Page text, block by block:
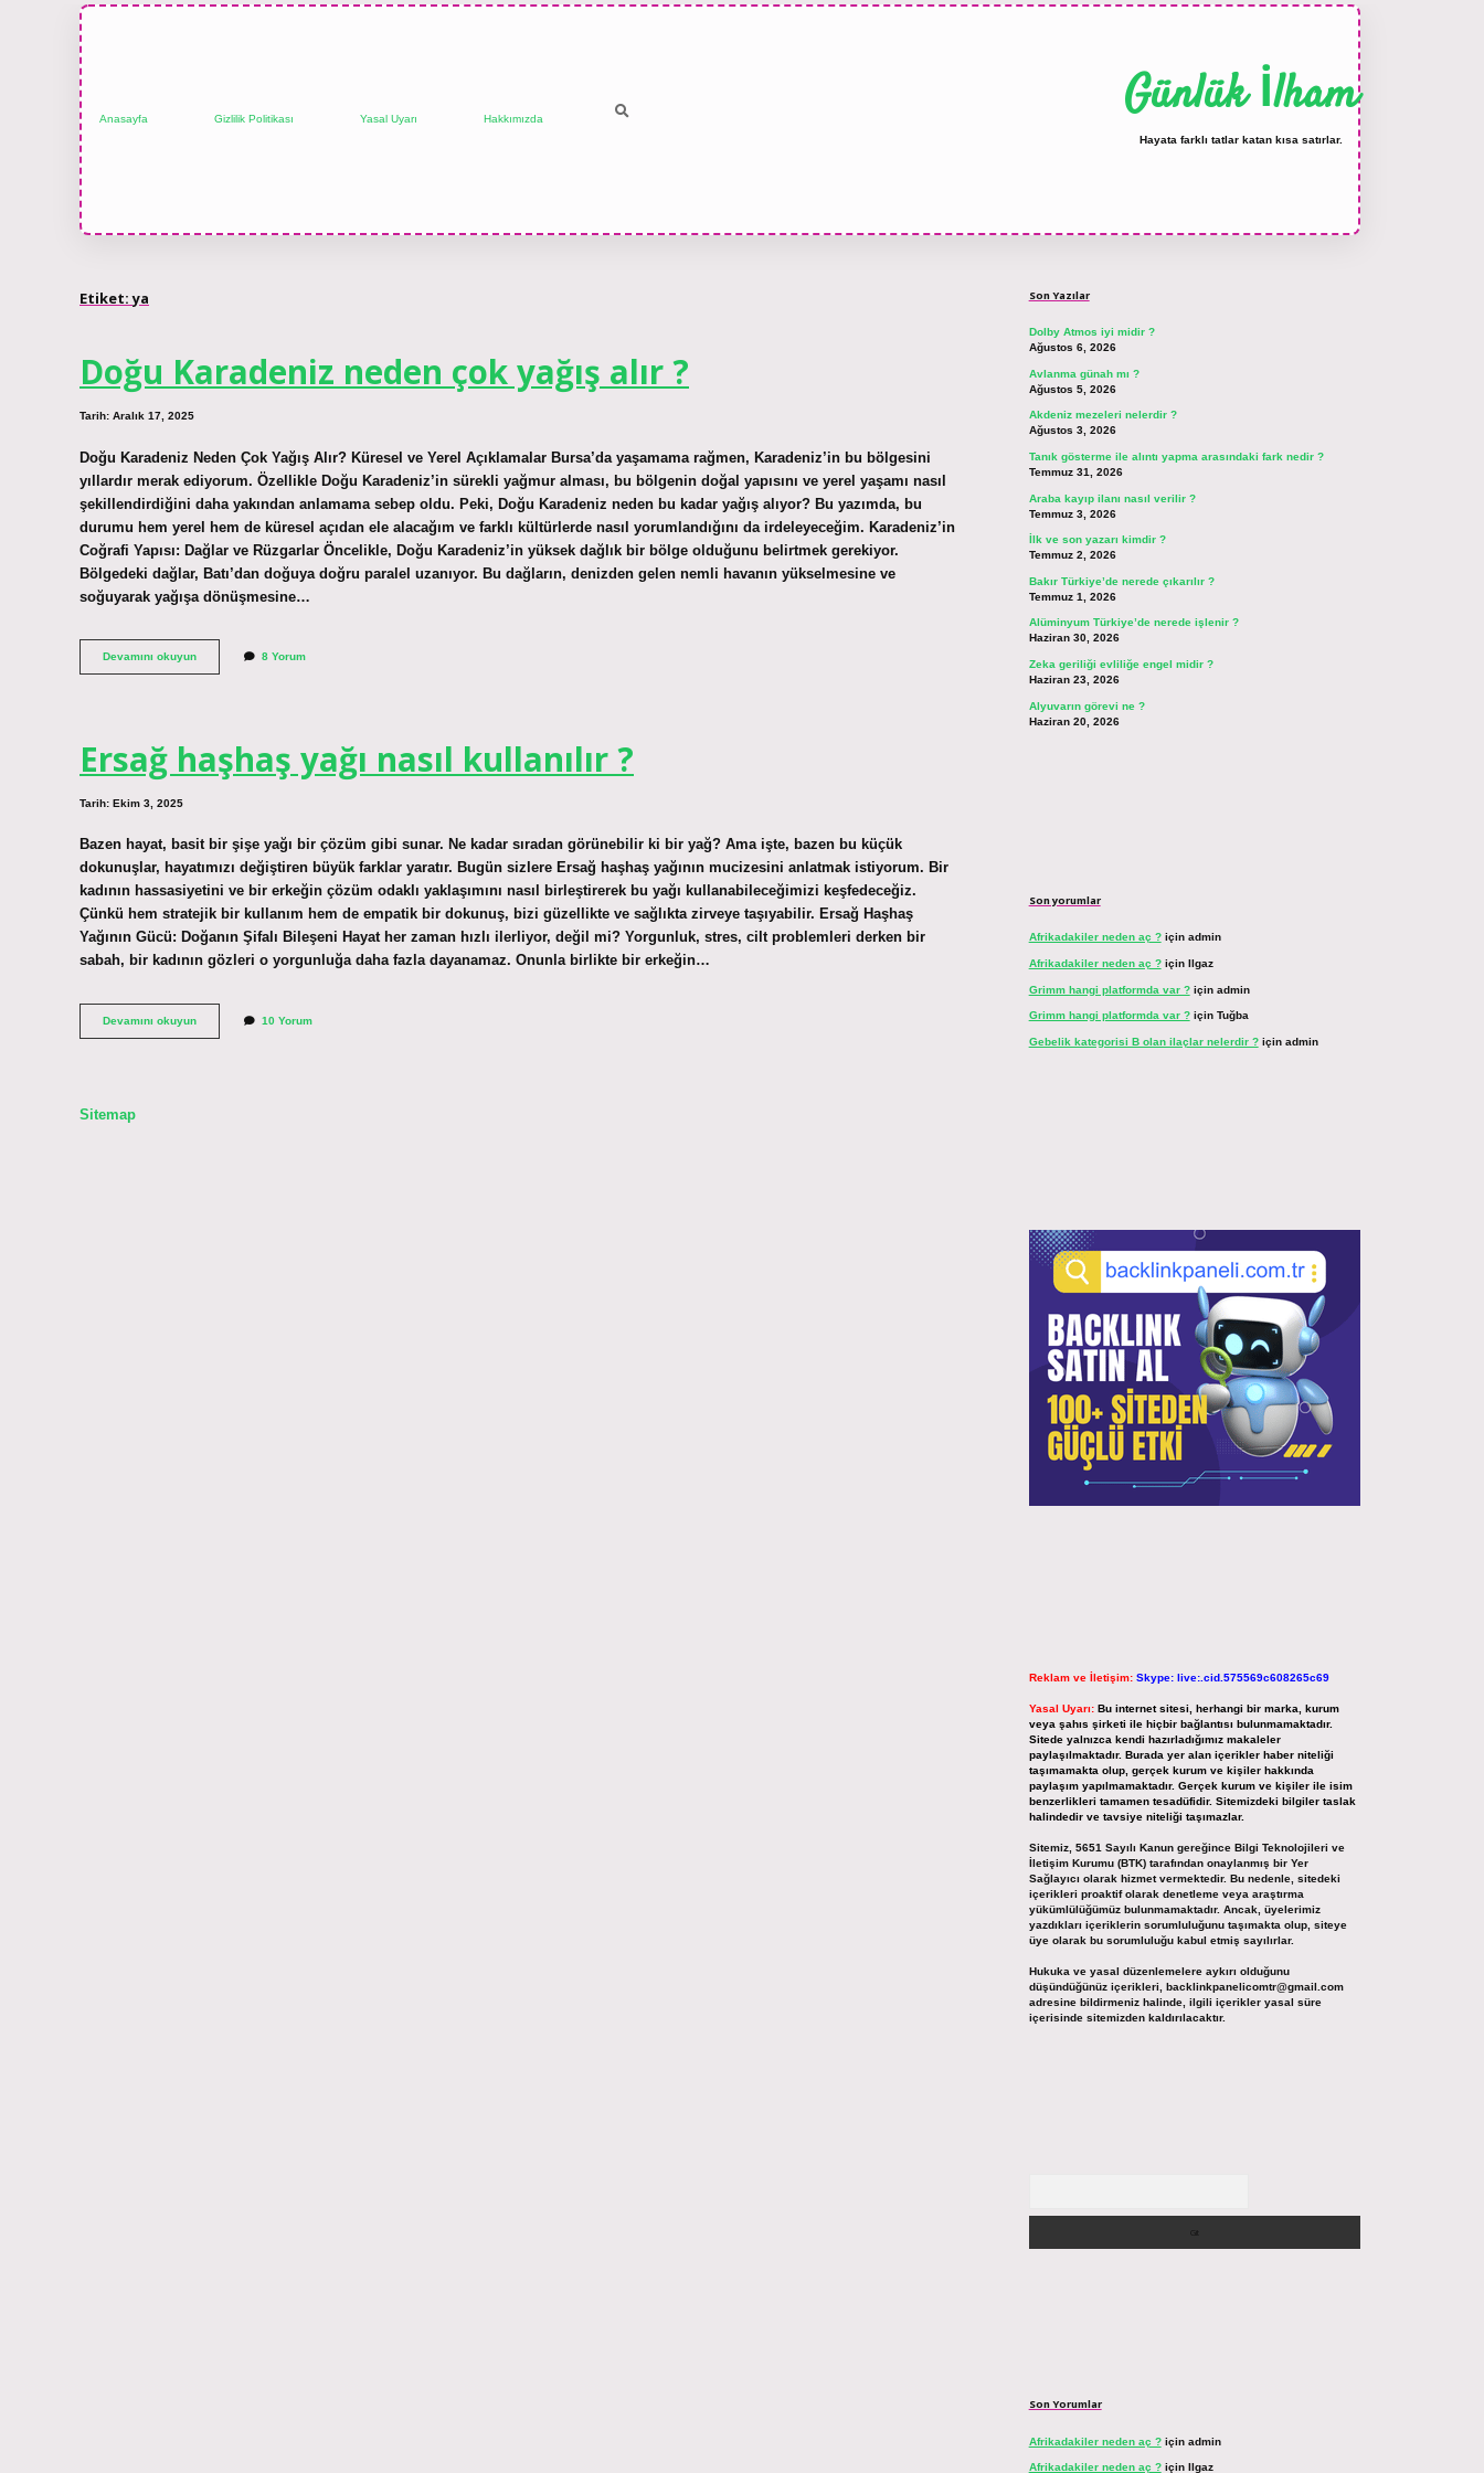
Anasayfa Gizlilik Politikası Yasal Uyarı Hakkımızda Günlük İlham
Hayata farklı tatlar katan kısa satırlar.
Etiket:ya
Doğu Karadeniz neden çok yağış alır ?
Tarih: Aralık 17, 2025
Doğu Karadeniz Neden Çok Yağış Alır? Küresel ve Yerel Açıklamalar Bursa’da yaşamama rağmen, Karadeniz’in bu bölgesini
yıllardır merak ediyorum. Özellikle Doğu Karadeniz’in sürekli yağmur alması, bu bölgenin doğal yapısını ve yerel yaşamı nasıl
şekillendirdiğini daha yakından anlamama sebep oldu. Peki, Doğu Karadeniz neden bu kadar yağış alıyor? Bu yazımda, bu
durumu hem yerel hem de küresel açıdan ele alacağım ve farklı kültürlerde nasıl yorumlandığını da irdeleyeceğim. Karadeniz’in
Coğrafi Yapısı: Dağlar ve Rüzgarlar Öncelikle, Doğu Karadeniz’in yüksek dağlık bir bölge olduğunu belirtmek gerekiyor.
Bölgedeki dağlar, Batı’dan doğuya doğru paralel uzanıyor. Bu dağların, denizden gelen nemli havanın yükselmesine ve
soğuyarak yağışa dönüşmesine…
Devamını okuyunDoğu
Karadeniz
8 Yorum
Ersağ haşhaş yağı nasıl kullanılır ?
Tarih: Ekim 3, 2025
Bazen hayat, basit bir şişe yağı bir çözüm gibi sunar. Ne kadar sıradan görünebilir ki bir yağ? Ama işte, bazen bu küçük
dokunuşlar, hayatımızı değiştiren büyük farklar yaratır. Bugün sizlere Ersağ haşhaş yağının mucizesini anlatmak istiyorum. Bir
kadının hassasiyetini ve bir erkeğin çözüm odaklı yaklaşımını nasıl birleştirerek bu yağı kullanabileceğimizi keşfedeceğiz.
Çünkü hem stratejik bir kullanım hem de empatik bir dokunuş, bizi güzellikte ve sağlıkta zirveye taşıyabilir. Ersağ Haşhaş
Yağının Gücü: Doğanın Şifalı Bileşeni Hayat her zaman hızlı ilerliyor, değil mi? Yorgunluk, stres, cilt problemleri derken bir
sabah, bir kadının gözleri o yorgunluğa daha fazla dayanamaz. Onunla birlikte bir erkeğin…
Devamını okuyunErsağ
10 Yorum
Sitemap
Son Yazılar
Dolby Atmos iyi midir ?
Ağustos 6, 2026
Avlanma günah mı ?
Ağustos 5, 2026
Akdeniz mezeleri nelerdir ?
Ağustos 3, 2026
Tanık gösterme ile alıntı yapma arasındaki fark nedir ?
Temmuz 31, 2026
Araba kayıp ilanı nasıl verilir ?
Temmuz 3, 2026
İlk ve son yazarı kimdir ?
Temmuz 2, 2026
Bakır Türkiye’de nerede çıkarılır ?
Temmuz 1, 2026
Alüminyum Türkiye’de nerede işlenir ?
Haziran 30, 2026
Zeka geriliği evliliğe engel midir ?
Haziran 23, 2026
Alyuvarın görevi ne ?
Haziran 20, 2026
Son yorumlar
Afrikadakiler neden aç ?için admin
Afrikadakiler neden aç ?için Ilgaz
Grimm hangi platformda var ?için admin
Grimm hangi platformda var ?için Tuğba
Gebelik kategorisi B olan ilaçlar nelerdir ?için admin
Reklam ve İletişim: Skype: live:.cid.575569c608265c69
Yasal Uyarı: Bu internet sitesi, herhangi bir marka, kurum
veya şahıs şirketi ile hiçbir bağlantısı bulunmamaktadır.
Sitede yalnızca kendi hazırladığımız makaleler
paylaşılmaktadır. Burada yer alan içerikler haber niteliği
taşımamakta olup, gerçek kurum ve kişiler hakkında
paylaşım yapılmamaktadır. Gerçek kurum ve kişiler ile isim
benzerlikleri tamamen tesadüfidir. Sitemizdeki bilgiler taslak
halindedir ve tavsiye niteliği taşımazlar.
Sitemiz, 5651 Sayılı Kanun gereğince Bilgi Teknolojileri ve
İletişim Kurumu (BTK) tarafından onaylanmış bir Yer
Sağlayıcı olarak hizmet vermektedir. Bu nedenle, sitedeki
içerikleri proaktif olarak denetleme veya araştırma
yükümlülüğümüz bulunmamaktadır. Ancak, üyelerimiz
yazdıkları içeriklerin sorumluluğunu taşımakta olup, siteye
üye olarak bu sorumluluğu kabul etmiş sayılırlar.
Hukuka ve yasal düzenlemelere aykırı olduğunu
düşündüğünüz içerikleri, backlinkpanelicomtr@gmail.com
adresine bildirmeniz halinde, ilgili içerikler yasal süre
içerisinde sitemizden kaldırılacaktır.
Son Yorumlar
Afrikadakiler neden aç ?için admin
Afrikadakiler neden aç ?için Ilgaz